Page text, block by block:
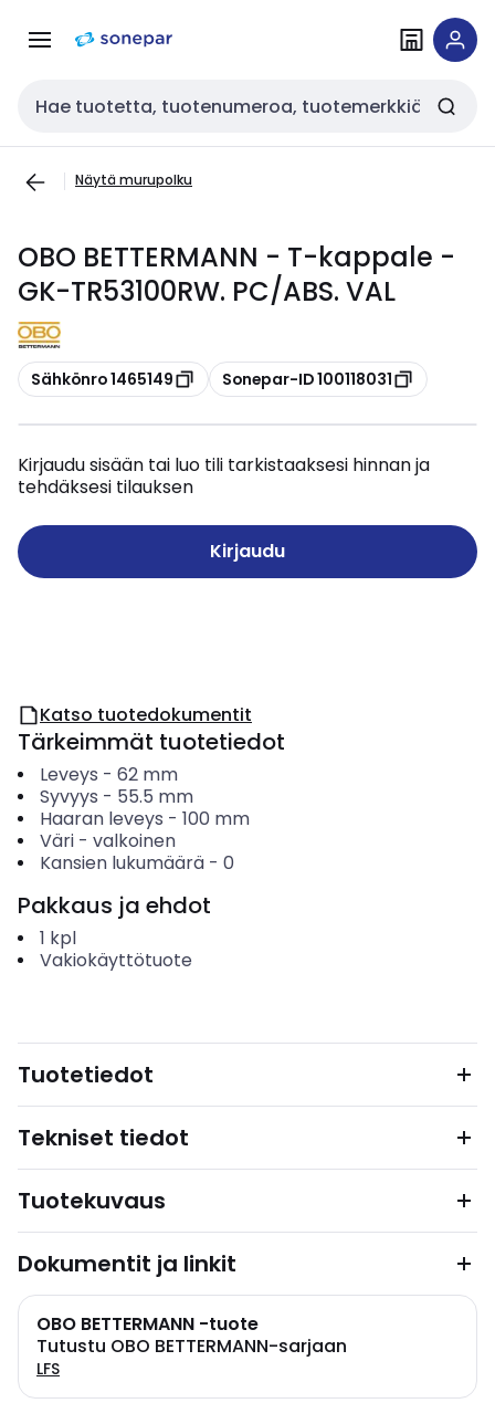
navigointiinsisältöön
Haku
Näytä murupolku
OBO BETTERMANN - T-kappale -
GK-TR53100RW. PC/ABS. VAL
Kopioi
Sähkönro 1465149 Kopioi
Sonepar-ID 100118031
Kirjaudu sisään tai luo tili tarkistaaksesi hinnan ja
tehdäksesi tilauksen
Kirjaudu
Katso tuotedokumentit
Tärkeimmät tuotetiedot
Leveys - 62 mm
Syvyys - 55.5 mm
Haaran leveys - 100 mm
Väri- valkoinen
Kansien lukumäärä- 0
Pakkaus ja ehdot
1 kpl
Vakiokäyttötuote
Tuotetiedot
Tekniset tiedot
Tuotekuvaus
Dokumentit ja linkit
OBO BETTERMANN -tuote
Tutustu OBO BETTERMANN-sarjaan
LFS